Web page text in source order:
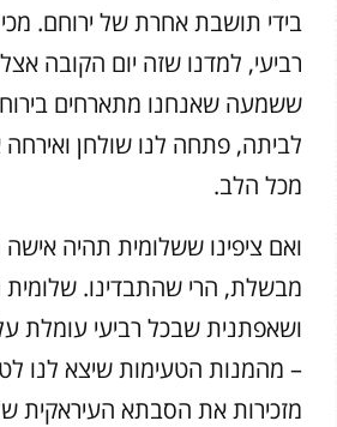
בידי תושבת אחרת של ירוחם.
רביעי, למדנו שזה יום הקובה
ששמעה שאנחנו מתארחים
לביתה, פתחה לנו שולחן ואירחה
מכל הלב.
ואם ציפינו ששלומית תהיה
מבשלת, הרי שהתבדינו. שלומית
ושאפתנית שבכל רביעי עומלת
– מהמנות הטעימות שיצא לנו
מזכירות את הסבתא העיראקית